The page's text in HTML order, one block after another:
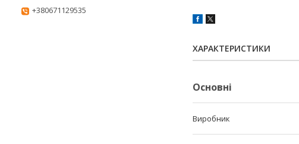
ХАРАКТЕРИСТИКИ
Основні
Виробник
+380671129535